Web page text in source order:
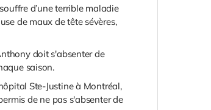
d’une terrible maladie
de maux de tête sévères,
doit s'absenter de
saison.
Ste-Justine à Montréal,
de ne pas s'absenter de